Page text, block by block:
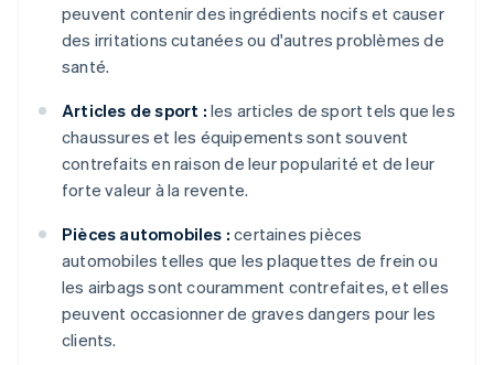
peuvent contenir des ingrédients nocifs et causer
des irritations cutanées ou d'autres problèmes de
santé.
Articles de sport : les articles de sport tels que les
chaussures et les équipements sont souvent
contrefaits en raison de leur popularité et de leur
forte valeur à la revente.
Pièces automobiles : certaines pièces
automobiles telles que les plaquettes de frein ou
les airbags sont couramment contrefaites, et elles
peuvent occasionner de graves dangers pour les
clients.